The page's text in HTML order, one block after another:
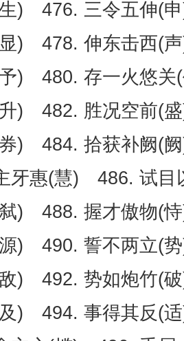
) 476. 三令五伸(
) 478. 伸东击西(
) 480. 存一火悠关
) 482. 胜况空前(
) 484. 拾获补阙(
牙惠(慧) 486. 试目
) 488. 握才傲物(
) 490. 誓不两立(
) 492. 势如炮竹(
) 494. 事得其反(